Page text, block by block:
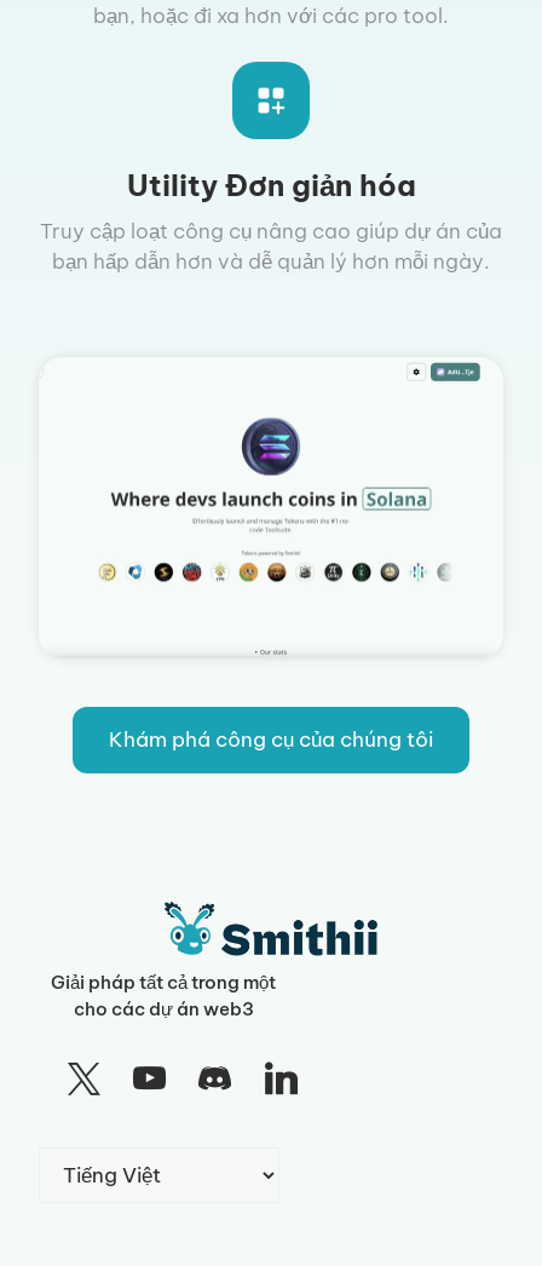
bạn, hoặc đi xa hơn với các pro tool.
Utility Đơn giản hóa
Truy cập loạt công cụ nâng cao giúp dự án của
bạn hấp dẫn hơn và dễ quản lý hơn mỗi ngày.
Khám phá công cụ của chúng tôi
Giải pháp tất cả trong một
cho các dự án web3
Chọn
một